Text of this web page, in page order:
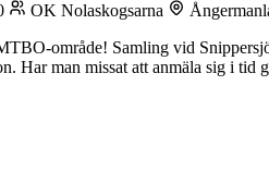
OK Nolaskogsarna
område! Samling vid
Har man missat att anmäla sig i tid